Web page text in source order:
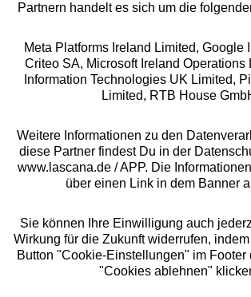
Alle Preise inkl. MwSt., zzgl.
Versandkosten
** Bonität vorausgesetzt, berechtigt zur Bonitätsprüfung
Partnern handelt es sich um die
Meta Platforms Ireland Limited, Google
Criteo SA, Microsoft Ireland Operations
Information Technologies UK Limited,
Limited, RTB House
Weitere Informationen zu den
diese Partner findest Du in der
www.lascana.de / APP. Die
über einen Link in dem Banner
Sie können Ihre Einwilligung auch
Wirkung für die Zukunft widerrufen,
Button "Cookie-Einstellungen" im Footer
"Cookies ablehnen"